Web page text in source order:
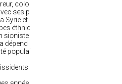
colo
ses p
et l
éthniq
sioniste
dépend
populai